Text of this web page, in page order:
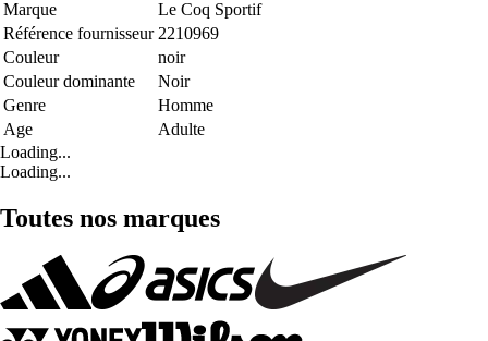
Marque
Le Coq Sportif
Référence fournisseur 2210969
Couleur
noir
Couleur dominante
Noir
Genre
Homme
Age
Adulte
Loading...
Loading...
Toutes nos marques